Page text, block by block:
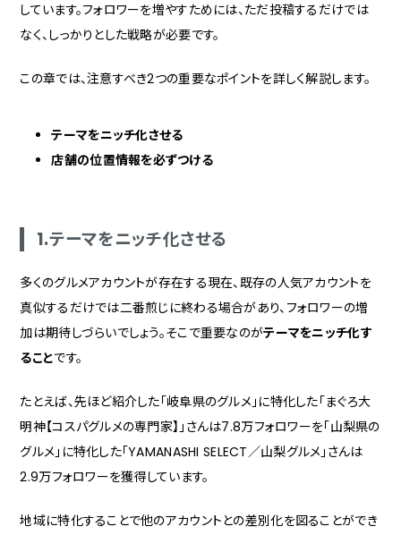
しています。フォロワーを増やすためには、ただ投稿するだけでは
なく、しっかりとした戦略が必要です。
この章では、注意すべき2つの重要なポイントを詳しく解説します。
テーマをニッチ化させる
店舗の位置情報を必ずつける
1.テーマをニッチ化させる
多くのグルメアカウントが存在する現在、既存の人気アカウントを
真似するだけでは二番煎じに終わる場合があり、フォロワーの増
加は期待しづらいでしょう。そこで重要なのがテーマをニッチ化す
ることです。
たとえば、先ほど紹介した「岐阜県のグルメ」に特化した「まぐろ大
明神【コスパグルメの専門家】」さんは7.8万フォロワーを「山梨県の
グルメ」に特化した「YAMANASHI SELECT／山梨グルメ」さんは
2.9万フォロワーを獲得しています。
地域に特化することで他のアカウントとの差別化を図ることができ